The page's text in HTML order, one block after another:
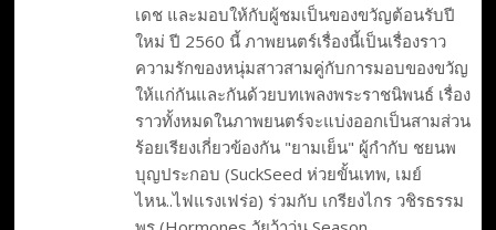
เดช และมอบให้กับผู้ชมเป็นของขวัญต้อนรับปี
ใหม่ ปี 2560 นี้ ภาพยนตร์เรื่องนี้เป็นเรื่องราว
ความรักของหนุ่มสาวสามคู่กับการมอบของขวัญ
ให้แก่กันและกันด้วยบทเพลงพระราชนิพนธ์ เรื่อง
ราวทั้งหมดในภาพยนตร์จะแบ่งออกเป็นสามส่วน
ร้อยเรียงเกี่ยวข้องกัน "ยามเย็น" ผู้กำกับ ชยนพ
บุญประกอบ (SuckSeed ห่วยขั้นเทพ, เมย์
ไหน..ไฟแรงเฟร่อ) ร่วมกับ เกรียงไกร วชิรธรรม